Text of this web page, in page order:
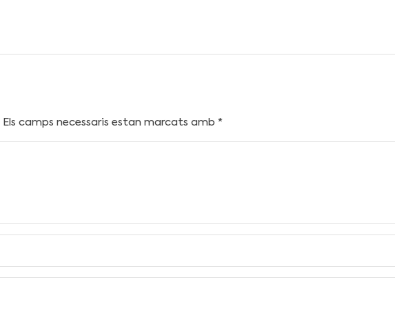
Els camps necessaris estan marcats amb *